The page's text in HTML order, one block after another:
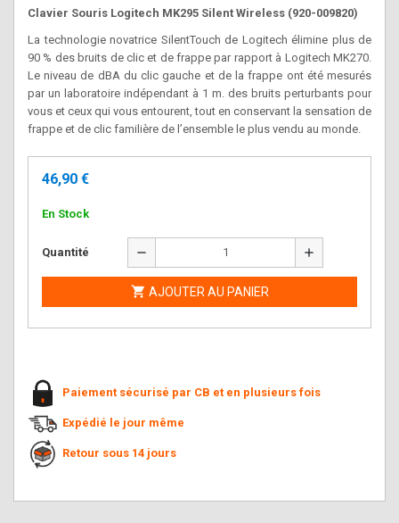
Clavier Souris Logitech MK295 Silent Wireless (920-009820)
La technologie novatrice SilentTouch de Logitech élimine plus de
90 % des bruits de clic et de frappe par rapport à Logitech MK270.
Le niveau de dBA du clic gauche et de la frappe ont été mesurés
par un laboratoire indépendant à 1 m. des bruits perturbants pour
vous et ceux qui vous entourent, tout en conservant la sensation de
frappe et de clic familière de l’ensemble le plus vendu au monde.
46,90 €
En Stock
Quantité remove add
 AJOUTER AU PANIER
Paiement sécurisé par CB et en plusieurs fois
Expédié le jour même
Retour sous 14 jours